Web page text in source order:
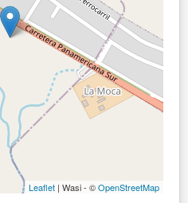
Leaflet | Wasi - ©OpenStreetMap